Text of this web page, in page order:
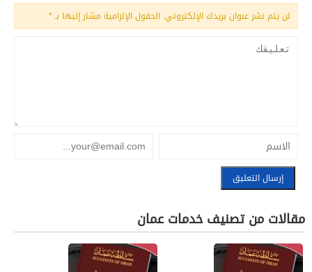
لن يتم نشر عنوان بريدك الإلكتروني. الحقول الإلزامية مشار إليها بـ*
مقالات من تصنيف خدمات عمان